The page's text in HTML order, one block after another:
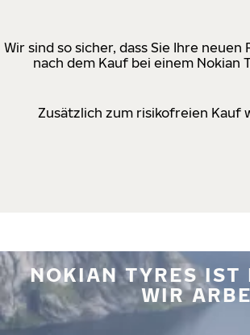
Wir sind so sicher, dass Sie Ihre
nach dem Kauf bei einem
Zusätzlich zum risikofreien Kauf
NOKIAN TYRES IST
WIR